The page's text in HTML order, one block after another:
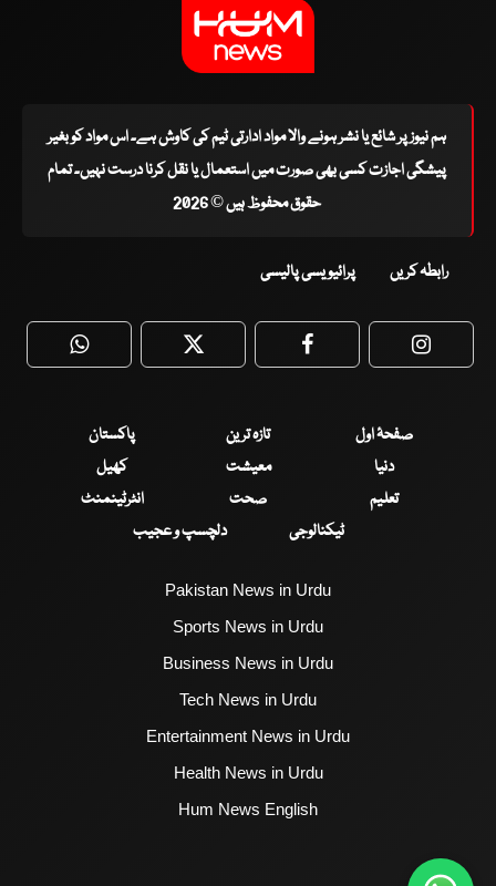
ہم نیوز پر شائع یا نشر ہونے والا مواد ادارتی ٹیم کی کاوش ہے۔ اس مواد کو بغیر
پیشگی اجازت کسی بھی صورت میں استعمال یا نقل کرنا درست نہیں۔ تمام
حقوق محفوظ ہیں © 2026
رابطہ کریں پرائیویسی پالیسی
WhatsApp Twitter Facebook
صفحۂ اول تازہ ترین
پاکستان
دنیا
معیشت
کھیل
تعلیم
صحت
انٹرٹینمنٹ
ٹیکنالوجی
دلچسپ و عجیب
Pakistan News in Urdu
Sports News in Urdu
Business News in Urdu
Tech News in Urdu
Entertainment News in Urdu
Health News in Urdu
Hum News English